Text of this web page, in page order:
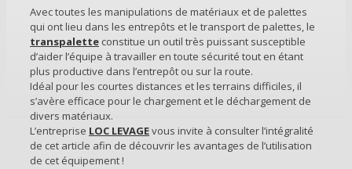
Avec toutes les manipulations de matériaux et de palettes
qui ont lieu dans les entrepôts et le transport de palettes, le
transpalette constitue un outil très puissant susceptible
d’aider l’équipe à travailler en toute sécurité tout en étant
plus productive dans l’entrepôt ou sur la route.
Idéal pour les courtes distances et les terrains difficiles, il
s’avère efficace pour le chargement et le déchargement de
divers matériaux.
L’entreprise LOC LEVAGEvous invite à consulter l’intégralité
de cet article afin de découvrir les avantages de l’utilisation
de cet équipement !